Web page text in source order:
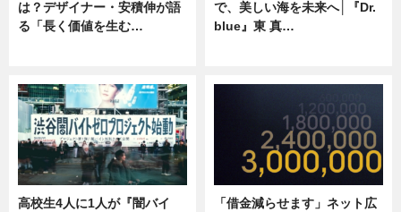
は？デザイナー・安積伸が語
る「長く価値を生む…
で、美しい海を未来へ│『Dr.
blue』東 真…
高校生4人に1人が『闇バイ
「借金減らせます」ネット広